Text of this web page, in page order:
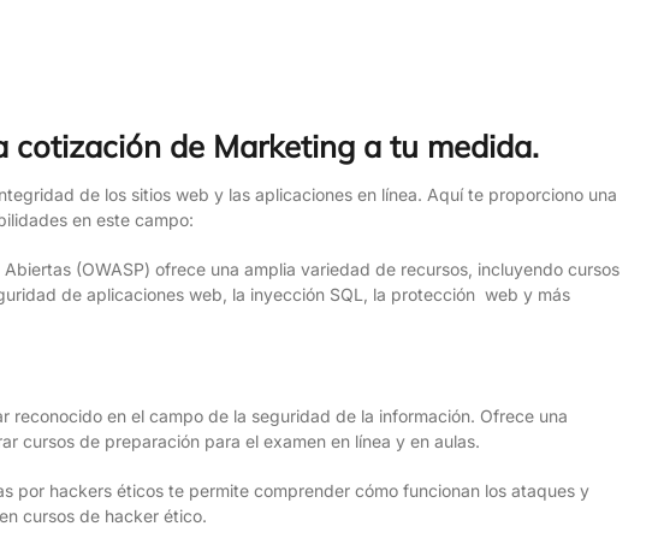
de Marketing a tu medida.
de los sitios web y las aplicaciones en línea. Aquí te proporciono una
en este campo:
(OWASP) ofrece una amplia variedad de recursos, incluyendo cursos
de aplicaciones web, la inyección SQL, la protección web y más
reconocido en el campo de la seguridad de la información. Ofrece una
cursos de preparación para el examen en línea y en aulas.
por hackers éticos te permite comprender cómo funcionan los ataques y
cursos de hacker ético.